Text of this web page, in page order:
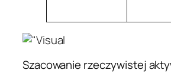
Szacowanie rzeczywistej